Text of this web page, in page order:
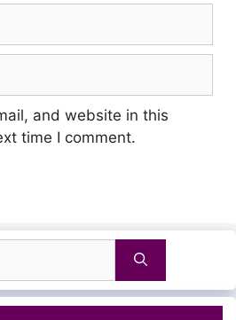
eduthen
kondu
and website in this
time I comment.